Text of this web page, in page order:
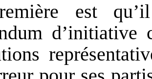
est
d’initiative